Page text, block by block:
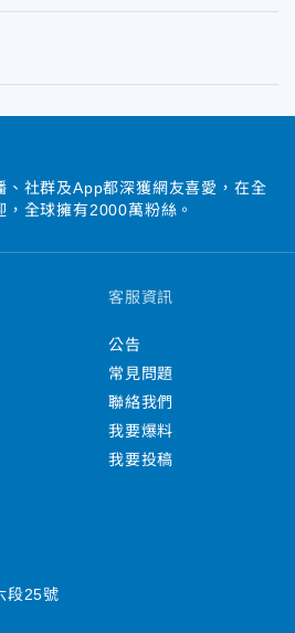
、社群及App都深獲網友喜愛，在全
全球擁有2000萬粉絲。
客服資訊
公告
常見問題
聯絡我們
我要爆料
我要投稿
段25號